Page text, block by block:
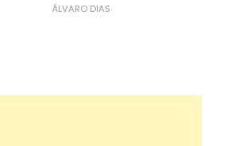
ÁLVARO DIAS